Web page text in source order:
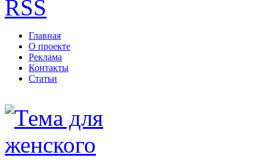
Главная
О проекте
Реклама
Контакты
Статьи